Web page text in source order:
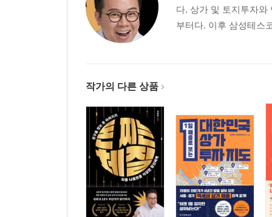
다. 상가 및 토지투자와
부터다. 이후 삼성테스
작가의 다른 상품